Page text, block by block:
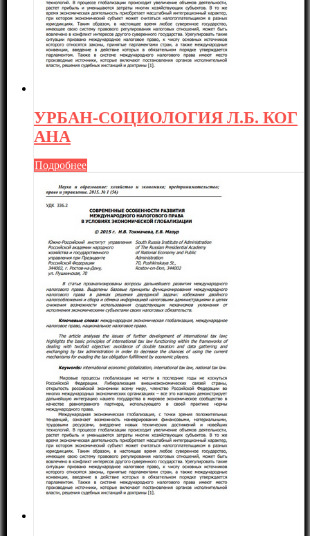
УРБАН-СОЦИОЛОГИЯ Л.Б. КОГ
АНА
Подробнее